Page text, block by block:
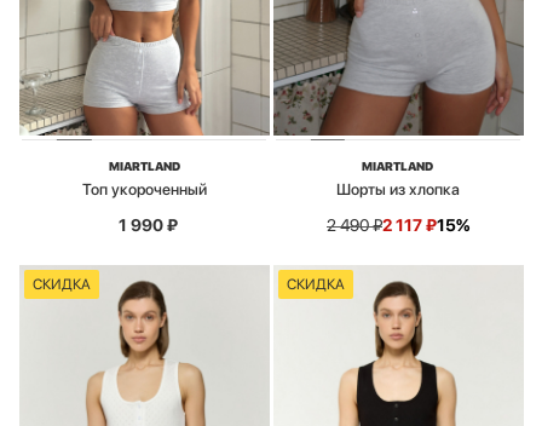
MIARTLAND
Топ укороченный
1 990₽
MIARTLAND
Шорты из хлопка
2 490₽2 117₽15%
СКИДКА СКИДКА